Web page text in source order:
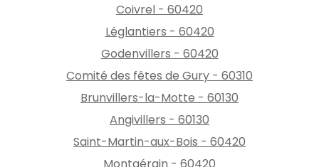
Coivrel - 60420
Léglantiers - 60420
Godenvillers - 60420
Comité des fêtes de Gury - 60310
Brunvillers-la-Motte - 60130
Angivillers - 60130
Saint-Martin-aux-Bois - 60420
Montgérain - 60420